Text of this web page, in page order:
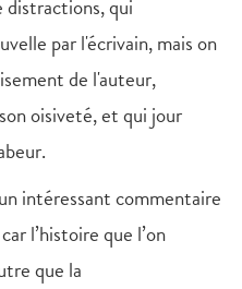
distractions, qui
par l'écrivain, mais on
de l'auteur,
oisiveté, et qui jour
intéressant commentaire
l’histoire que l’on
que la